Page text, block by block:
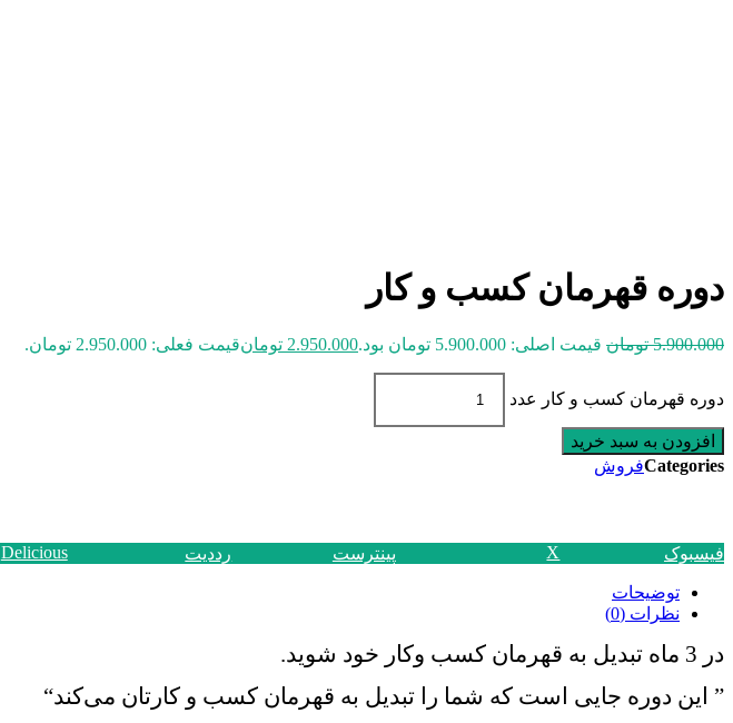
دوره قهرمان کسب و کار
5.900.000 تومان قیمت اصلی: 5.900.000 تومان بود. 2.950.000 تومانقیمت فعلی: 2.950.000 تومان.
دوره قهرمان کسب و کار عدد
افزودن به سبد خرید
Categoriesفروش
فیسبوک X پینترست رددیت Delicious
توضیحات
نظرات (0)
در 3 ماه تبدیل به قهرمان کسب وکار خود شوید.
” این دوره جایی است که شما را تبدیل به قهرمان کسب و کارتان می‌کند“